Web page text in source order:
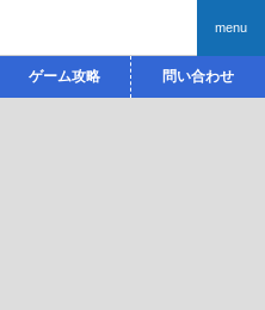
menu
ゲーム攻略 問い合わせ